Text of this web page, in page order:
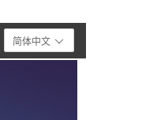
简体中文